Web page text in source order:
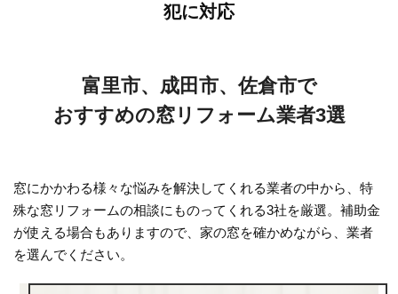
犯に対応
富里市、成田市、佐倉市で
おすすめの窓リフォーム業者3選
窓にかかわる様々な悩みを解決してくれる業者の中から、特
殊な窓リフォームの相談にものってくれる3社を厳選。補助金
が使える場合もありますので、家の窓を確かめながら、業者
を選んでください。